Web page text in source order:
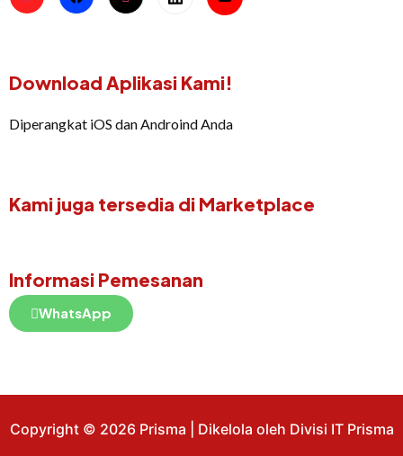
Download Aplikasi Kami!
Diperangkat iOS dan Androind Anda
Kami juga tersedia di Marketplace
Informasi Pemesanan
WhatsApp
Copyright © 2026 Prisma | Dikelola oleh Divisi IT Prisma